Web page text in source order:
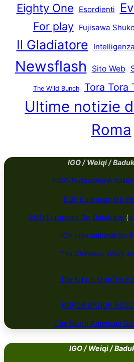
Eighty One Esordienti
For play Fujisawa
Il Gladiatore
Newsflash Sito Web
The Wild Bunch Tora Tora
Ultime notizie
Roma
IGO / Weiqi /
FIGG Federazione
EGF European Go
EGD European Go Database (
IGF International Go
The Chineese Weiqi
The Nihon Ki-inThe
KOREA BADUK
The North American
IGO / Weiqi /